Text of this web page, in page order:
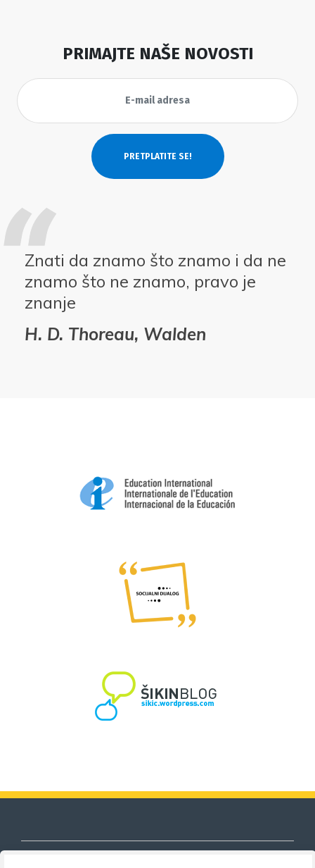
PRIMAJTE NAŠE NOVOSTI
Znati da znamo što znamo i da ne
znamo što ne znamo, pravo je
znanje
H. D. Thoreau, Walden